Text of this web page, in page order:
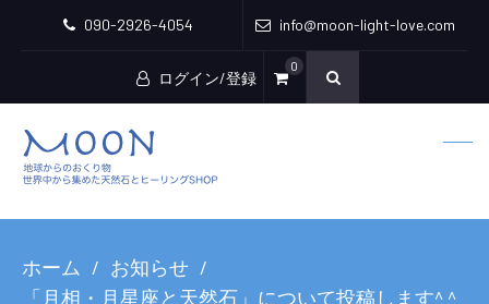
090-2926-4054 info@moon-light-love.com
ログイン/登録
0
ホーム
お知らせ
「月相・月星座と天然石」について投稿します^ ^